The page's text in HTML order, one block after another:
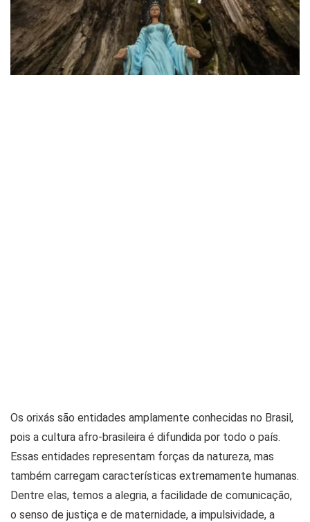
Os orixás são entidades amplamente conhecidas no Brasil,
pois a cultura afro-brasileira é difundida por todo o país.
Essas entidades representam forças da natureza, mas
também carregam características extremamente humanas.
Dentre elas, temos a alegria, a facilidade de comunicação,
o senso de justiça e de maternidade, a impulsividade, a